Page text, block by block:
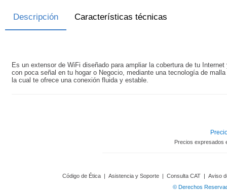
Descripción Características técnicas
Es un extensor de WiFi diseñado para ampliar la cobertura de tu
con poca señal en tu hogar o Negocio, mediante una tecnología de
la cual te ofrece una conexión fluida y estable.
Precios expresados
Código de Ética | Asistencia y Soporte | Consulta CAT | Aviso
© Derechos